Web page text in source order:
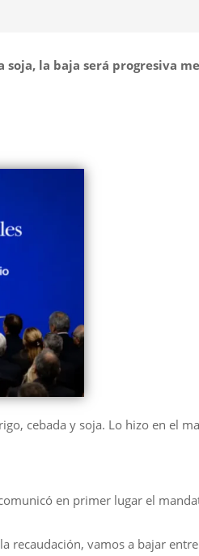
la baja será progresiva
cebada y soja. Lo hizo en el
en primer lugar el
recaudación, vamos a bajar